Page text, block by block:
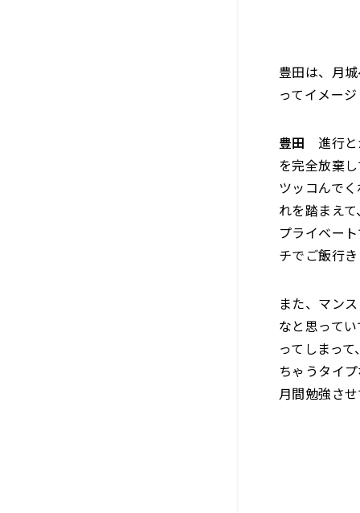
豊田は、月
ってイメー
豊田 進行と
を完全放棄
ツッコんで
れを踏まえ
プライベー
チでご飯行
また、マン
なと思って
ってしまっ
ちゃうタイ
月間勉強さ